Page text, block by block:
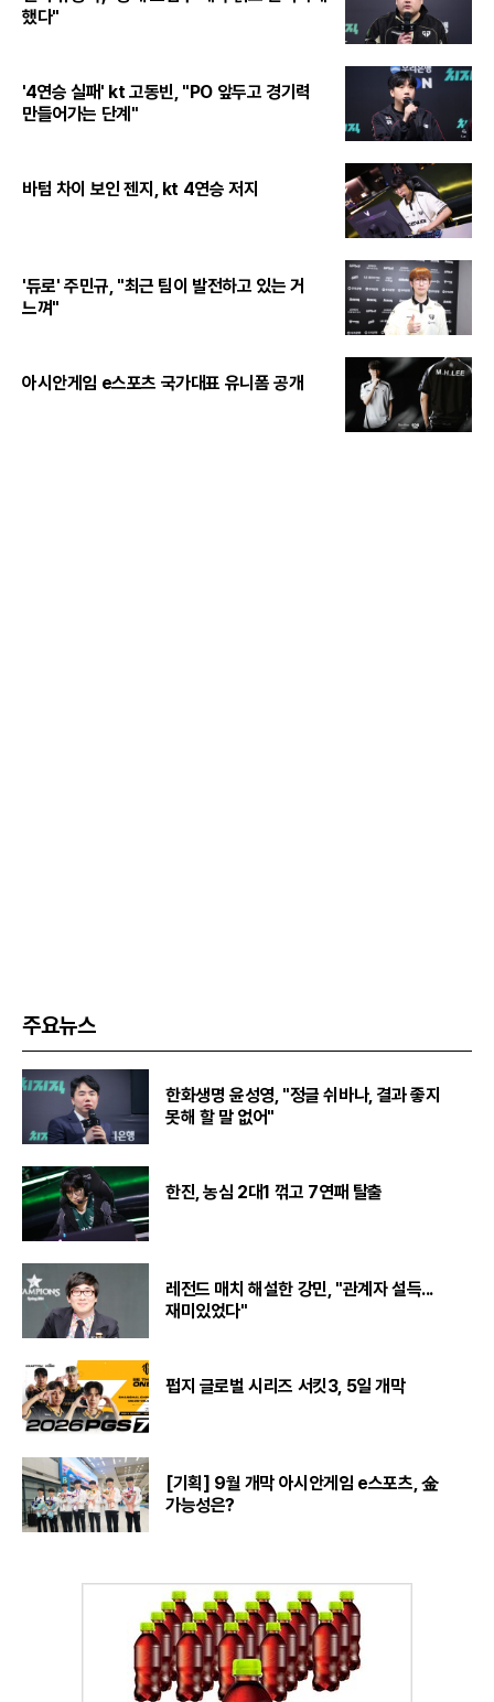
했다"
'4연승 실패' kt 고동빈, "PO 앞두고 경기력
만들어가는 단계"
바텀 차이 보인 젠지, kt 4연승 저지
'듀로' 주민규, "최근 팀이 발전하고 있는 거
느껴"
아시안게임 e스포츠 국가대표 유니폼 공개
주요뉴스
한화생명 윤성영, "정글 쉬바나, 결과 좋지
못해 할 말 없어"
한진, 농심 2대1 꺾고 7연패 탈출
레전드 매치 해설한 강민, "관계자 설득...
재미있었다"
펍지 글로벌 시리즈 서킷3, 5일 개막
[기획] 9월 개막 아시안게임 e스포츠, 金
가능성은?